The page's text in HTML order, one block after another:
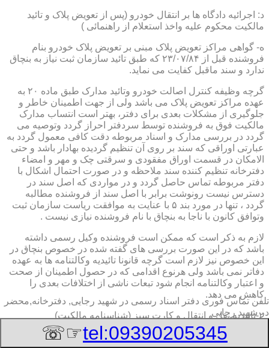
د: اجرائیه دادگاه ها بر انتقال خودرو (پس از تعویض پلاک و تائید
مالکیت محکوم علیه واخذ استعلام از راهنمائی )
ه- گواهی مراکز تعویض پلاک مبنی بر تعویض پلاک خودرو بنام
فروشنده قبل از ۲۳/۰۷/۸۴ که طبق تائید سازمان ثبت نیاز به بنچاق
ندارد و سند ماقبل کفایت می نماید.
گرچه وظیفه کنترل اصالت خودرو وتائید مدارک طبق ماده ۲۰ به
عهده مراکز تعویض پلاک می باشد ولی از جهت اطمینان خاطر و
جلوگیری از مشکلات بعدی برای دفتر، بهتر است انتساب مدارک
مالکیت فوق به فروشنده توسط سردفتر احراز گردد وتوصیه می
گردد در بررسی مدارک و اسناد مربوطه دقت کافی معمول گردد به
عبارتی اوراقی که سند بر روی آن تنظیم گردیده بهادار باشد و حتی
الامکان در قسمت اوراق مفقودی و سرقتی چک و مهر و امضاء
دفترخانه تنظیم کننده سند ملاحظه و در صورت احتمال اشکال با
دفتر مربوطه تماس حاصل گردد و در مواردی که اصل سند در
دسترس نیست رونوشت برابر با اصل سند از فروشنده مطالبه
گردد ، تنها در مورد بند ۵ با عنایت به موافقت ریاست سازمان ثبت
وتوافق کانون با ناجا به بنچاق با نام فروشنده نیازی نیست .
لازم به ذکر است که ممکن است فروشنده وکیل رسمی داشته
باشد که در این صورت بررسی های گفته شده در خصوص بنچاق در
این خصوص نیز لازم است گرچه قانونا تائیدیه وکالتنامه ها به عهده
دفاتر نمی باشد ولی هرنوع اقدامی که در حصول اطمینان از صحت
و اعتبار وکالتنامه انجام شود تبعات ناشی از اختلافات بعدی را
کاهش می دهد.
۲-تائیدیه نقل و انتقال و کارت سبز (شناسنامه مالکیت)
برگ تائیدیه نقل و انتقال صادره از مراکز تعویض پلاک حاوی
تلفن تماس فوری دفتر اسناد رسمی در شهید رجایی, دفترخانه,محضر
در شهید رجایی
tel:09390205345
☞☏